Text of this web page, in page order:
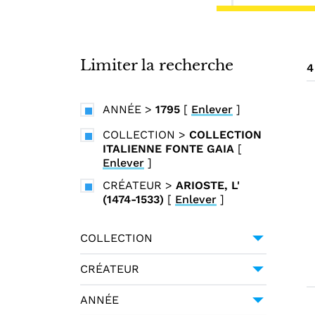
Limiter la recherche
ANNÉE > 1795 [ Enlever ]
COLLECTION > COLLECTION
ITALIENNE FONTE GAIA [
Enlever ]
CRÉATEUR > ARIOSTE, L'
(1474-1533) [ Enlever ]
COLLECTION
FONTE GAIA
CRÉATEUR
ARIOSTE, L' (1474-1533)
ANNÉE
4